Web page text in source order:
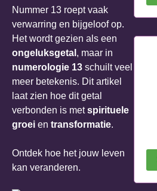
Nummer 13 roept vaak
verwarring en bijgeloof op.
Het wordt gezien als een
ongeluksgetal , maar in
numerologie 13 schuilt veel
meer betekenis. Dit artikel
laat zien hoe dit getal
verbonden is metspirituele
groei en transformatie.
Ontdek hoe het jouw leven
kan veranderen.